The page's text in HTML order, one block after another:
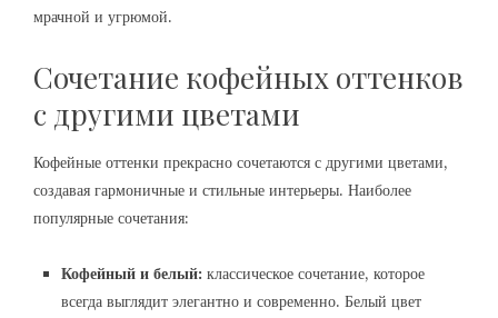
мрачной и угрюмой.
Сочетание кофейных оттенков
с другими цветами
Кофейные оттенки прекрасно сочетаются с другими цветами,
создавая гармоничные и стильные интерьеры. Наиболее
популярные сочетания:
Кофейный и белый: классическое сочетание, которое
всегда выглядит элегантно и современно. Белый цвет